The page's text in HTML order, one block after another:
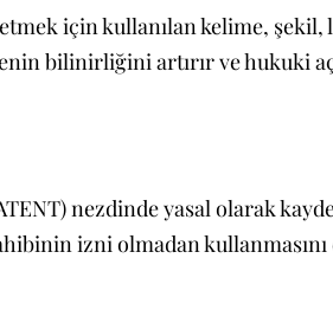
için kullanılan kelime, şekil,
bilinirliğini artırır ve hukuki
nezdinde yasal olarak
izni olmadan